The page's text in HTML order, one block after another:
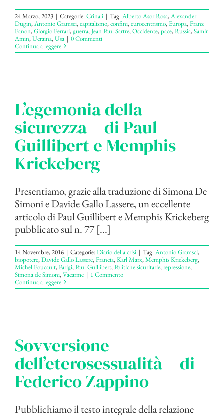
24 Marzo, 2023 | Categorie:Crinali | Tag:Alberto Asor Rosa,Alexander
Dugin,Antonio Gramsci,capitalismo,confini,eurocentrismo,Europa,Franz
Fanon,Giorgio Ferrari,guerra,Jean Paul Sartre,Occidente,pace,Russia,Samir
Amin,Ucraina,Usa | 0 Commenti
Continua a leggere
L’egemonia della
sicurezza – di Paul
Guillibert e Memphis
Krickeberg
Presentiamo, grazie alla traduzione di Simona De
Simoni e Davide Gallo Lassere, un eccellente
articolo di Paul Guillibert e Memphis Krickeberg
pubblicato sul n. 77 [...]
14 Novembre, 2016 | Categorie:Diario della crisi | Tag:Antonio Gramsci,
biopotere,Davide Gallo Lassere,Francia,Karl Marx,Memphis Krickeberg,
Michel Foucault,Parigi,Paul Guillibert,Politiche sicuritarie,repressione,
Simona de Simoni,Vacarme | 1 Commento
Continua a leggere
Sovversione
dell’eterosessualità – di
Federico Zappino
Pubblichiamo il testo integrale della relazione